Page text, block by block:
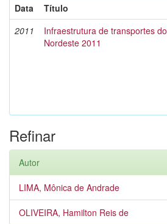
Data
Título
2011
Infraestrutura de transportes do
Nordeste 2011
Refinar
Autor
LIMA, Mônica de Andrade
OLIVEIRA, Hamilton Reis de